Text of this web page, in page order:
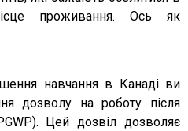
проживання. Ось як
навчання в Канаді ви
дозволу на роботу після
Цей дозвіл дозволяє